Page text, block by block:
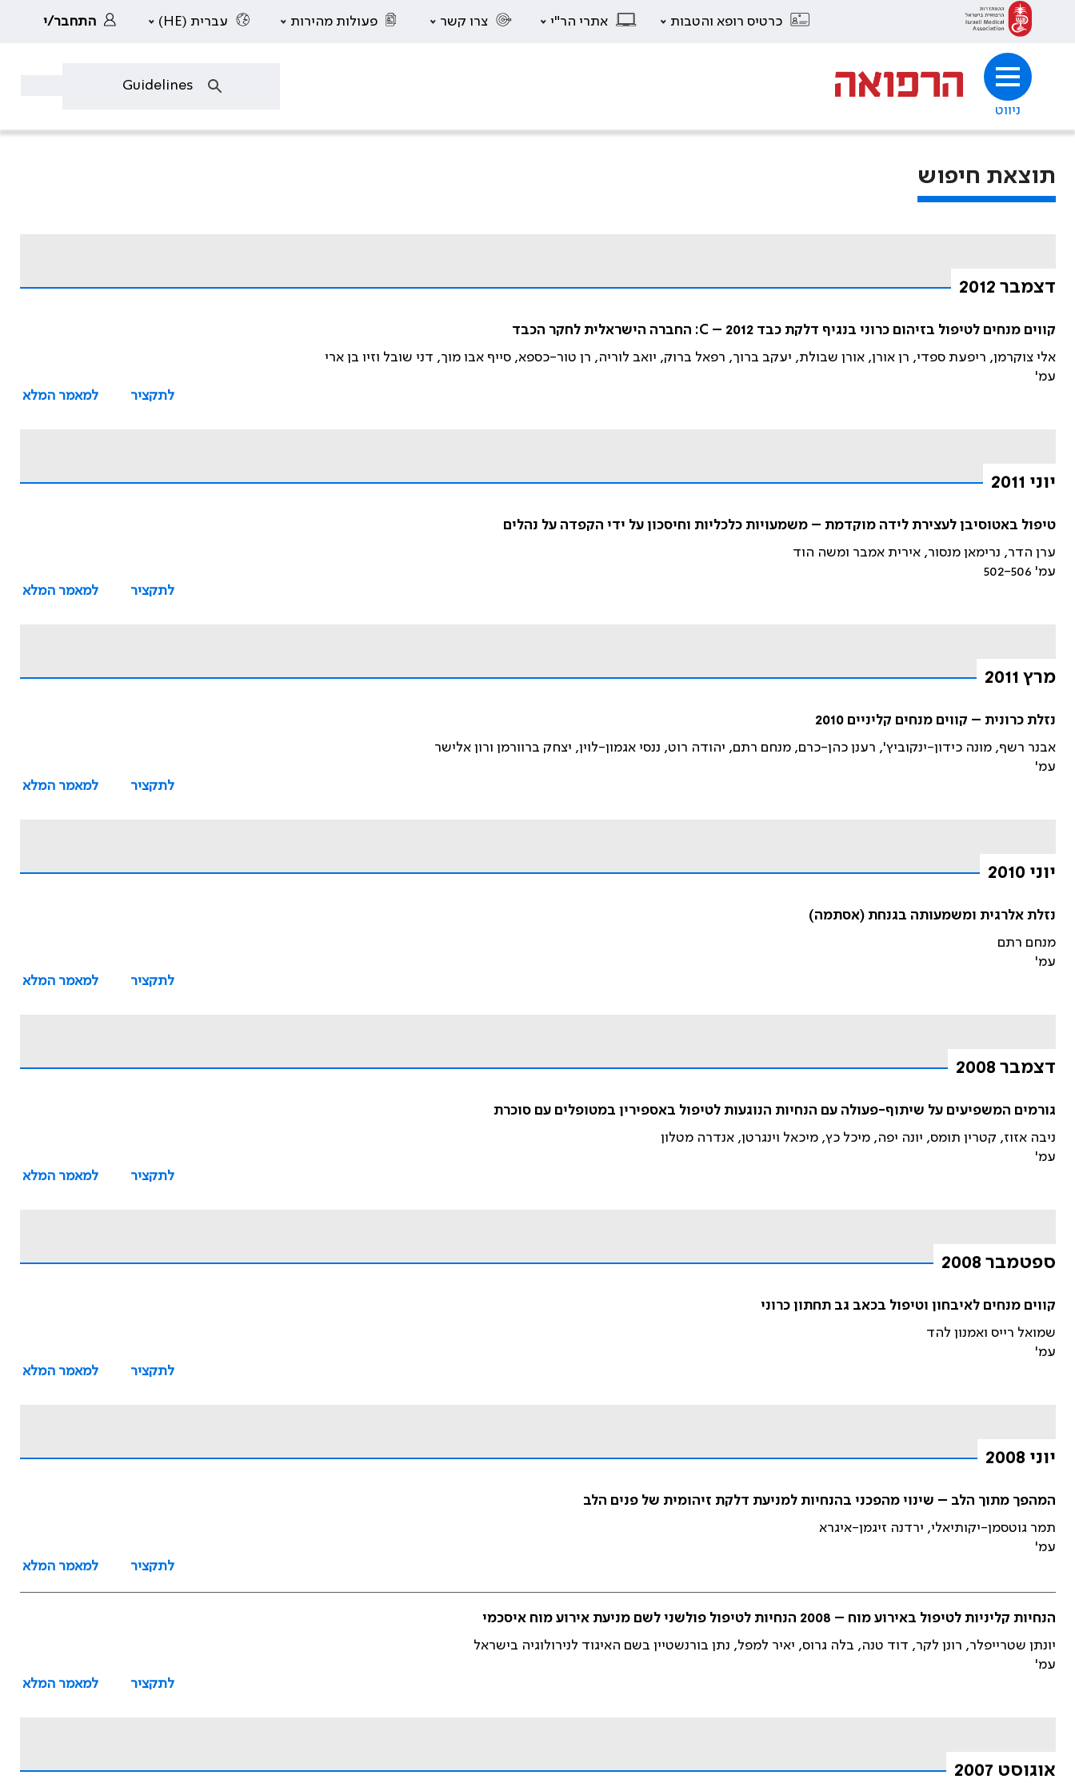
כרטיס רופא והטבות אתרי הר"י צרו קשר פעולות מהירות עברית (HE) התחבר/י
ניווט
תוצאת חיפוש
דצמבר 2012
קווים מנחים לטיפול בזיהום כרוני בנגיף דלקת כבד C – 2012: החברה הישראלית לחקר הכבד
אלי צוקרמן, ריפעת ספדי, רן אורן, אורן שבולת, יעקב ברוך, רפאל ברוק, יואב לוריה, רן טור-כספא, סייף אבו מוך, דני שובל וזיו בן ארי
עמ'
לתקציר
למאמר המלא
יוני 2011
טיפול באטוסיבן לעצירת לידה מוקדמת – משמעויות כלכליות וחיסכון על ידי הקפדה על נהלים
ערן הדר, נרימאן מנסור, אירית אמבר ומשה הוד
עמ' 502-506
לתקציר
למאמר המלא
מרץ 2011
נזלת כרונית – קווים מנחים קליניים 2010
אבנר רשף, מונה כידון-ינקוביץ', רענן כהן-כרם, מנחם רתם, יהודה רוט, ננסי אגמון-לוין, יצחק ברוורמן ורון אלישר
עמ'
לתקציר
למאמר המלא
יוני 2010
נזלת אלרגית ומשמעותה בגנחת (אסתמה)
מנחם רתם
עמ'
לתקציר
למאמר המלא
דצמבר 2008
גורמים המשפיעים על שיתוף-פעולה עם הנחיות הנוגעות לטיפול באספירין במטופלים עם סוכרת
ניבה אזוז, קטרין תומס, יונה יפה, מיכל כץ, מיכאל וינגרטן, אנדרה מטלון
עמ'
לתקציר
למאמר המלא
ספטמבר 2008
קווים מנחים לאיבחון וטיפול בכאב גב תחתון כרוני
שמואל רייס ואמנון להד
עמ'
לתקציר
למאמר המלא
יוני 2008
המהפך מתוך הלב – שינוי מהפכני בהנחיות למניעת דלקת זיהומית של פנים הלב
תמר גוטסמן-יקותיאלי, ירדנה זיגמן-איגרא
עמ'
לתקציר
למאמר המלא
הנחיות קליניות לטיפול באירוע מוח – 2008 הנחיות לטיפול פולשני לשם מניעת אירוע מוח איסכמי
יונתן שטרייפלר, רונן לקר, דוד טנה, בלה גרוס, יאיר למפל, נתן בורנשטיין בשם האיגוד לנירולוגיה בישראל
עמ'
לתקציר
למאמר המלא
אוגוסט 2007